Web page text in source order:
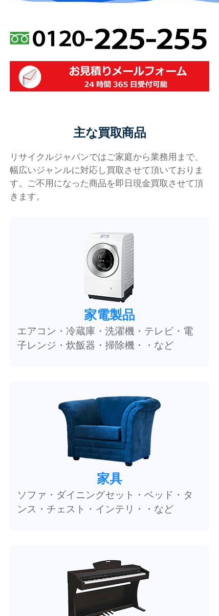
主な買取商品
リサイクルジャパンではご家庭から業務用まで、
幅広いジャンルに対応し買取させて頂いておりま
す。ご不用になった商品を即日現金買取させて頂
きます。
家電製品
エアコン・冷蔵庫・洗濯機・テレビ・電
子レンジ・炊飯器・掃除機・・など
家具
ソファ・ダイニングセット・ベッド・タ
ンス・チェスト・インテリ・・など